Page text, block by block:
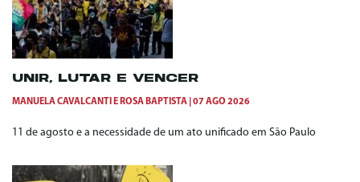
UNIR, LUTAR E VENCER
MANUELA CAVALCANTI E ROSA BAPTISTA 07 AGO 2026
11 de agosto e a necessidade de um ato unificado em São Paulo